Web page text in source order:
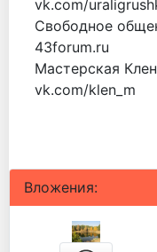
vk.com/
Свободное
43forum.ru
Мастерская
vk.com/klen_m
Вложения: